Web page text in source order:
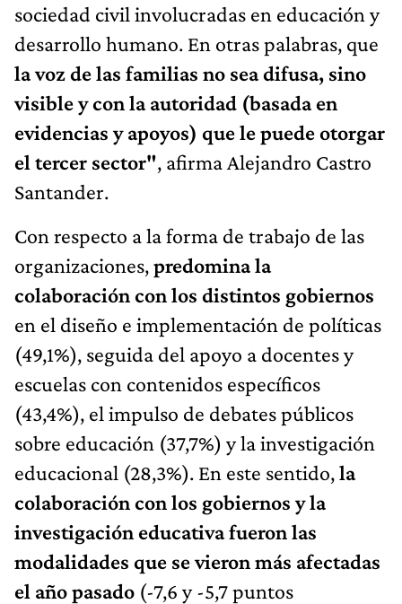
sociedad civil involucradas en educación y
desarrollo humano. En otras palabras, que
la voz de las familias no sea difusa, sino
visible y con la autoridad (basada en
evidencias y apoyos) que le puede otorgar
el tercer sector", afirma Alejandro Castro
Santander.
Con respecto a la forma de trabajo de las
organizaciones,predomina la
colaboración con los distintos gobiernos
en el diseño e implementación de políticas
(49,1%), seguida del apoyo a docentes y
escuelas con contenidos específicos
(43,4%), el impulso de debates públicos
sobre educación (37,7%) y la investigación
educacional (28,3%). En este sentido,la
colaboración con los gobiernos y la
investigación educativa fueron las
modalidades que se vieron más afectadas
el año pasado (-7,6 y -5,7 puntos